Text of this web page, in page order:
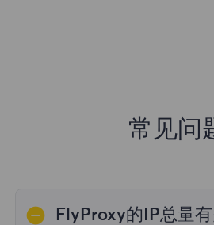
常见问
FlyProxy的IP总量有